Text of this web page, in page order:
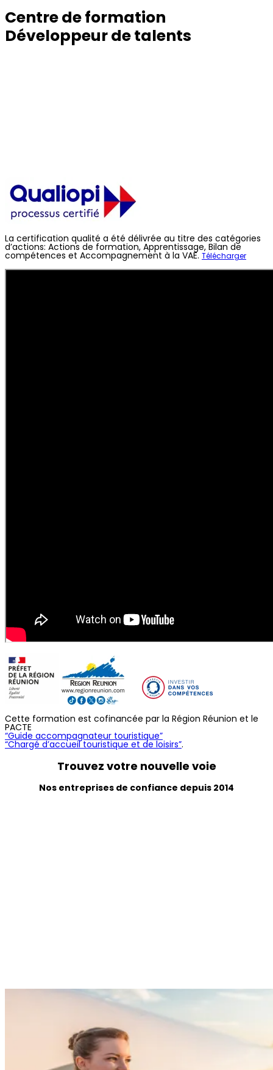
Centre de formation
Développeur de talents
La certification qualité a été délivrée au titre des catégories
d’actions: Actions de formation, Apprentissage, Bilan de
compétences et Accompagnement à la VAE. Télécharger
Cette formation est cofinancée par la Région Réunion et le
PACTE
“Guide accompagnateur touristique”
“Chargé d’accueil touristique et de loisirs”.
Trouvez votre nouvelle voie
Nos entreprises de confiance depuis 2014